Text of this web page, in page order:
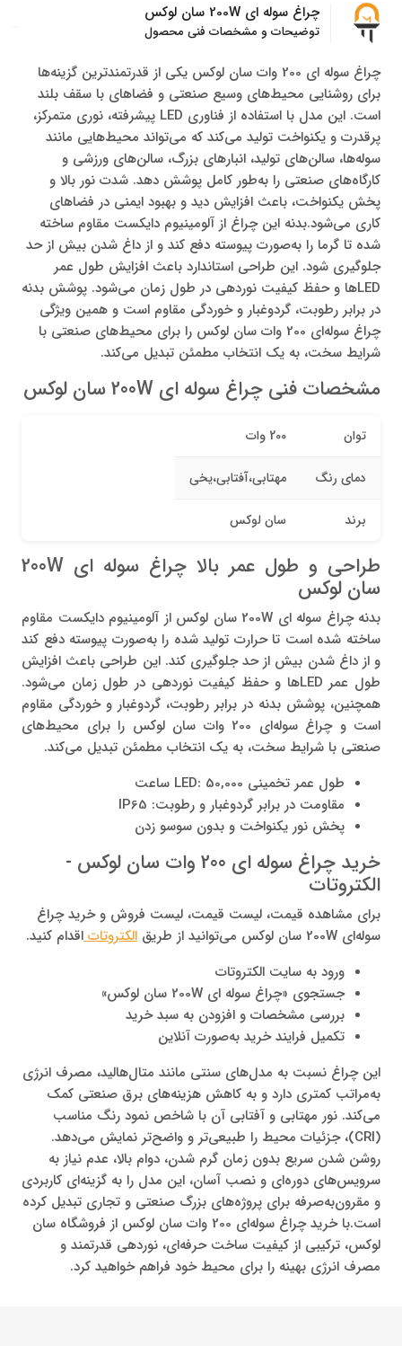
چراغ سوله ای 200W سان لوکس
توضیحات و مشخصات فنی محصول
چراغ سوله‌ ای 200 وات سان لوکس یکی از قدرتمندترین گزینه‌ها
برای روشنایی محیط‌های وسیع صنعتی و فضاهای با سقف بلند
است. این مدل با استفاده از فناوری LED پیشرفته، نوری متمرکز،
پرقدرت و یکنواخت تولید می‌کند که می‌تواند محیط‌هایی مانند
سوله‌ها، سالن‌های تولید، انبارهای بزرگ، سالن‌های ورزشی و
کارگاه‌های صنعتی را به‌طور کامل پوشش دهد. شدت نور بالا و
پخش یکنواخت، باعث افزایش دید و بهبود ایمنی در فضاهای
کاری می‌شود.بدنه این چراغ از آلومینیوم دایکست مقاوم ساخته
شده تا گرما را به‌صورت پیوسته دفع کند و از داغ شدن بیش از حد
جلوگیری شود. این طراحی استاندارد باعث افزایش طول عمر
LEDها و حفظ کیفیت نوردهی در طول زمان می‌شود. پوشش بدنه
در برابر رطوبت، گردوغبار و خوردگی مقاوم است و همین ویژگی
چراغ سوله‌ای 200 وات سان لوکس را برای محیط‌های صنعتی با
شرایط سخت، به یک انتخاب مطمئن تبدیل می‌کند.
مشخصات فنی چراغ سوله ای 200W سان لوکس
توان 200 وات
دمای رنگ مهتابی،آفتابی،یخی
برند سان لوکس
طراحی و طول عمر بالا چراغ سوله ای 200W
سان لوکس
بدنه چراغ سوله ای 200W سان لوکس از آلومینیوم دایکست مقاوم
ساخته شده است تا حرارت تولید شده را به‌صورت پیوسته دفع کند
و از داغ شدن بیش از حد جلوگیری کند. این طراحی باعث افزایش
طول عمر LEDها و حفظ کیفیت نوردهی در طول زمان می‌شود.
همچنین، پوشش بدنه در برابر رطوبت، گردوغبار و خوردگی مقاوم
است و چراغ سوله‌ای 200 وات سان لوکس را برای محیط‌های
صنعتی با شرایط سخت، به یک انتخاب مطمئن تبدیل می‌کند.
طول عمر تخمینی LED: 50,000 ساعت
مقاومت در برابر گردوغبار و رطوبت: IP65
پخش نور یکنواخت و بدون سوسو زدن
خرید چراغ سوله ای 200 وات سان لوکس -
الکتروتات
برای مشاهده قیمت، لیست قیمت، لیست فروش و خرید چراغ
سوله‌ای 200W سان لوکس می‌توانید از طریق
الکتروتاتاقدام کنید.
ورود به سایت الکتروتات
جستجوی «چراغ سوله ای 200W سان لوکس»
بررسی مشخصات و افزودن به سبد خرید
تکمیل فرایند خرید به‌صورت آنلاین
این چراغ نسبت به مدل‌های سنتی مانند متال‌هالید، مصرف انرژی
به‌مراتب کمتری دارد و به کاهش هزینه‌های برق صنعتی کمک
می‌کند. نور مهتابی و آفتابی آن با شاخص نمود رنگ مناسب
(CRI)، جزئیات محیط را طبیعی‌تر و واضح‌تر نمایش می‌دهد.
روشن شدن سریع بدون زمان گرم شدن، دوام بالا، عدم نیاز به
سرویس‌های دوره‌ای و نصب آسان، این مدل را به گزینه‌ای کاربردی
و مقرون‌به‌صرفه برای پروژه‌های بزرگ صنعتی و تجاری تبدیل کرده
است.با خرید چراغ سوله‌ای 200 وات سان لوکس از فروشگاه سان
لوکس، ترکیبی از کیفیت ساخت حرفه‌ای، نوردهی قدرتمند و
مصرف انرژی بهینه را برای محیط خود فراهم خواهید کرد.